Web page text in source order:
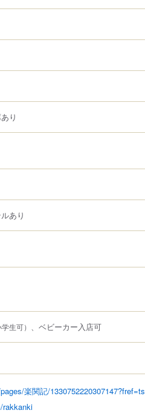
り
あり
生可） 、ベビーカー入店可
楽関記/1330752220307147?fref=ts
rakkanki